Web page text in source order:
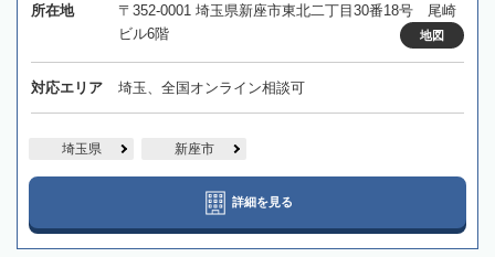
所在地
〒352-0001 埼玉県新座市東北二丁目30番18号 尾崎
ビル6階
地図
対応エリア 埼玉、全国オンライン相談可
埼玉県 新座市
詳細を見る